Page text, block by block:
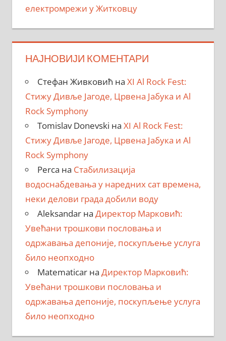
електромрежи у Житковцу
НАЈНОВИЈИ КОМЕНТАРИ
Стефан Живковић на XI Al Rock Fest:
Стижу Дивље Јагоде, Црвена Јабука и Al
Rock Symphony
Tomislav Donevski на XI Al Rock Fest:
Стижу Дивље Јагоде, Црвена Јабука и Al
Rock Symphony
Perca на Стабилизација
водоснабдевања у наредних сат времена,
неки делови града добили воду
Aleksandarна Директор Марковић:
Увећани трошкови пословања и
одржавања депоније, поскупљење услуга
било неопходно
Matematicarна Директор Марковић:
Увећани трошкови пословања и
одржавања депоније, поскупљење услуга
било неопходно